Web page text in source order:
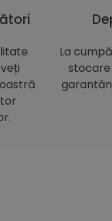
La
stocare